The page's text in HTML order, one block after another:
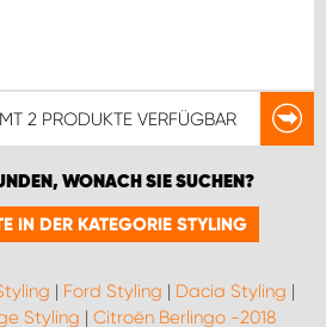
2 PRODUKTE VERFÜGBAR
WONACH SIE SUCHEN?
IN DER KATEGORIE STYLING
| Ford Styling | Dacia Styling |
Styling | Citroën Berlingo -2018